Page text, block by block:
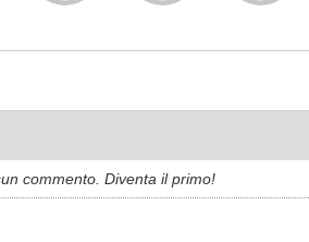
commento. Diventa il primo!